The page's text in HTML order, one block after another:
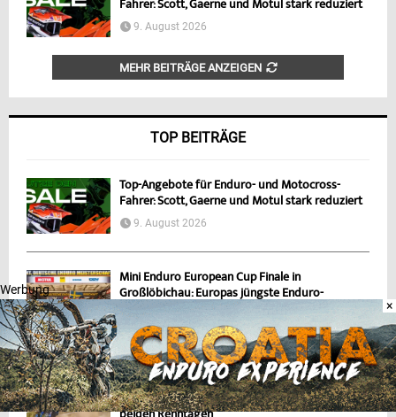
Fahrer: Scott, Gaerne und Motul stark reduziert
9. August 2026
MEHR BEITRÄGE ANZEIGEN
TOP BEITRÄGE
Top-Angebote für Enduro- und Motocross-
Fahrer: Scott, Gaerne und Motul stark reduziert
9. August 2026
Mini Enduro European Cup Finale in
Großlöbichau: Europas jüngste Enduro-
Champions gekürt
9. August 2026
Sherco Deutschland in Großlöbichau:
Klassensiege für Fischeder und Chlum an
Werbung
×